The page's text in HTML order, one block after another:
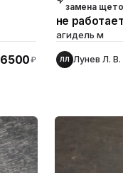
6500₽
замена
не работает
агидель м
ЛЛ Лунев Л. В.